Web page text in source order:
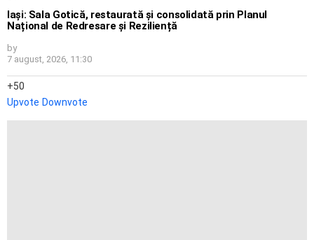
Iași: Sala Gotică, restaurată și consolidată prin Planul
Național de Redresare și Reziliență
by
7 august, 2026, 11:30
50
Upvote Downvote